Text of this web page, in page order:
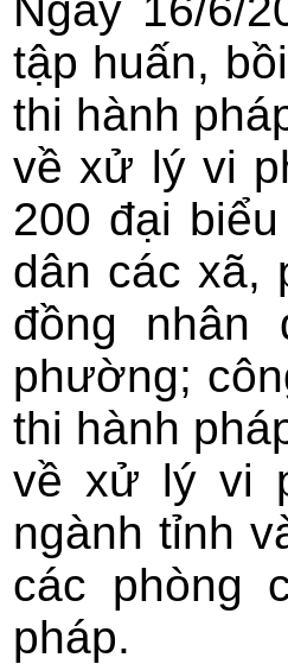
tập huấn,
thi hành
về xử lý vi
200 đại
dân các xã,
đồng nhân
phường;
thi hành
về xử lý vi
ngành tỉnh
các phòng
pháp.